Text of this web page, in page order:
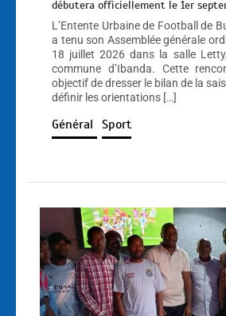
débutera officiellement le 1er
L’Entente Urbaine de Football de
a tenu son Assemblée générale
18 juillet 2026 dans la salle
commune d’Ibanda. Cette
objectif de dresser le bilan de la
définir les orientations […]
Général Sport